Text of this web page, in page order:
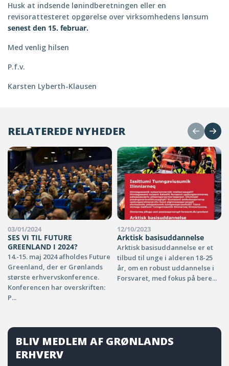
Husk at indsende lønindberetningen eller en
revisorattesteret opgørelse over virksomhedens lønsum
senest den 15. februar.
Med venlig hilsen
P.f.v.
Karsten Lyberth-Klausen
RELATEREDE NYHEDER
03/01/2024
SES VI TIL FUTURE
GREENLAND I 2024?
14.-15. maj 2024 afholdes Future
Greenland, der er Grønlands
største erhvervskonference.
Konferencen har overskriften:
P...
12/10/2023
Arktisk basisuddannelse
Arktisk basisuddannelse er et
tilbud til unge i alderen 18-25
år, om en robust uddannelse i
Forsvaret, med fokus på bere...
BLIV MEDLEM AF GRØNLANDS
ERHVERV